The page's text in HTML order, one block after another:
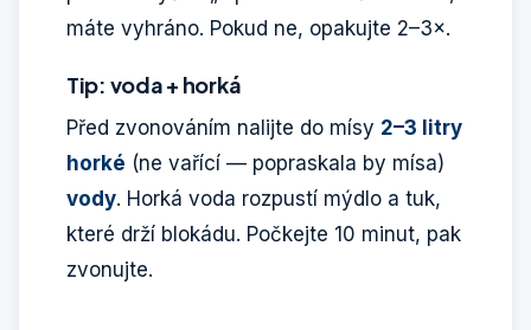
máte vyhráno. Pokud ne, opakujte 2–3×.
Tip: voda + horká
Před zvonováním nalijte do mísy 2–3 litry
horké (ne vařící — popraskala by mísa)
vody. Horká voda rozpustí mýdlo a tuk,
které drží blokádu. Počkejte 10 minut, pak
zvonujte.